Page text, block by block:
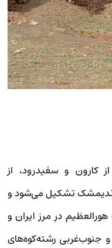
کارون و سفیدرود، از
تشکیل می‌شود و
به تالاب هورالعظیم در مرز ایران و
جنوب‌غربی رشته‌کوه‌های